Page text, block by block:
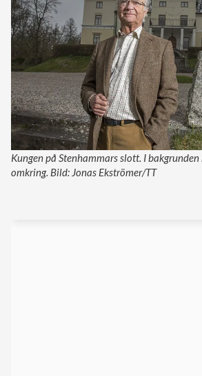
Kungen på Stenhammars slott. I
omkring. Bild: Jonas Ekströmer/TT